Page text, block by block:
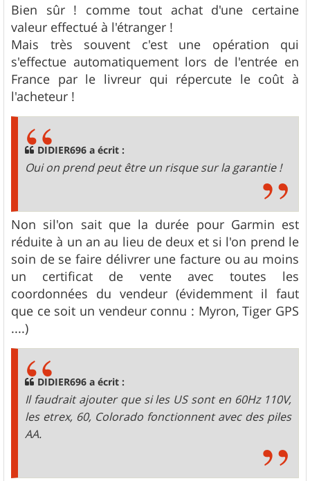
Bien sûr ! comme tout achat d'une certaine
valeur effectué à l'étranger !
Mais très souvent c'est une opération qui
s'effectue automatiquement lors de l'entrée en
France par le livreur qui répercute le coût à
l'acheteur !
DIDIER696 a écrit :
Oui on prend peut être un risque sur la garantie !
Non sil'on sait que la durée pour Garmin est
réduite à un an au lieu de deux et si l'on prend le
soin de se faire délivrer une facture ou au moins
un certificat de vente avec toutes les
coordonnées du vendeur (évidemment il faut
que ce soit un vendeur connu : Myron, Tiger GPS
....)
DIDIER696 a écrit :
Il faudrait ajouter que si les US sont en 60Hz 110V,
les etrex, 60, Colorado fonctionnent avec des piles
AA.